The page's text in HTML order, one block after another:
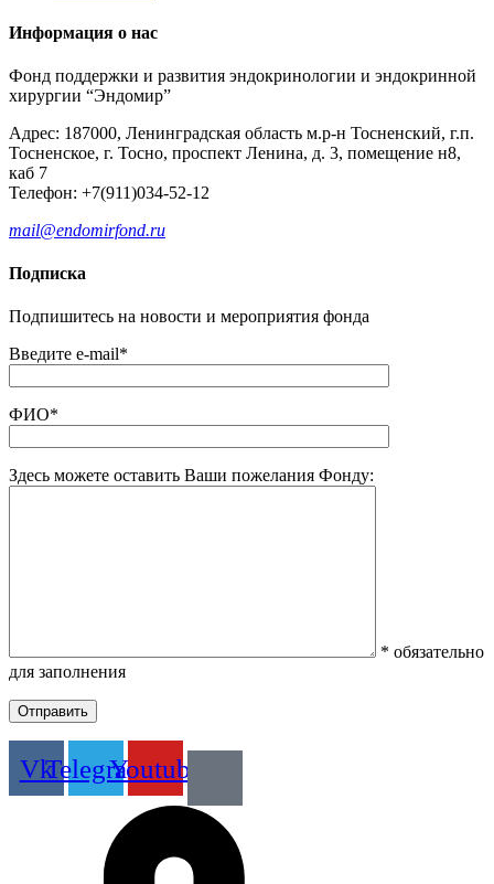
Информация о нас
Фонд поддержки и развития эндокринологии и эндокринной
хирургии “Эндомир”
Адрес: 187000, Ленинградская область м.р-н Тосненский, г.п.
Тосненское, г. Тосно, проспект Ленина, д. 3, помещение н8,
каб 7
Телефон: +7(911)034-52-12
mail@endomirfond.ru
Подписка
Подпишитесь на новости и мероприятия фонда
Введите e-mail*
ФИО*
Здесь можете оставить Ваши пожелания Фонду:
* обязательно
для заполнения
VkTelegramYoutube